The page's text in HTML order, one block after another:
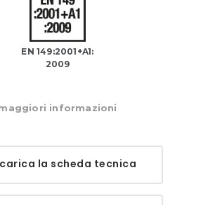
EN 149:2001+A1:
2009
informazioni
la scheda tecnica